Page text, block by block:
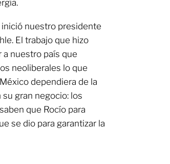
nuestro presidente
El trabajo que hizo
a nuestro país que
neoliberales lo que
dependiera de la
gran negocio: los
que Rocío para
se dio para garantizar la